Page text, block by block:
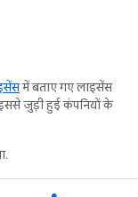
में बताए गए लाइसेंस
जुड़ी हुई कंपनियों के